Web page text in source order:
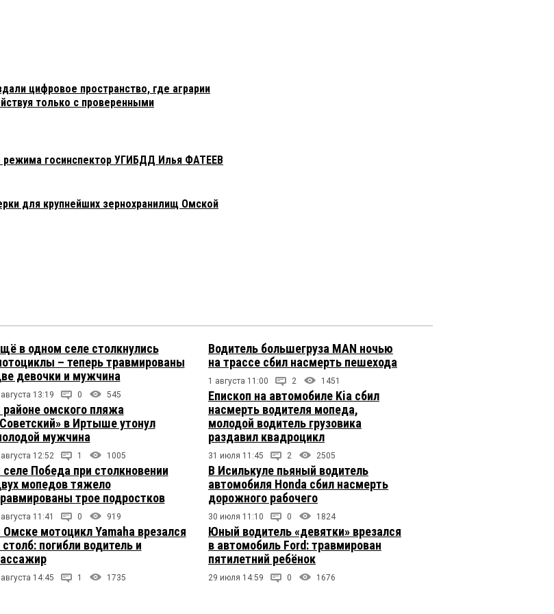
цифровое пространство, где аграрии
только с проверенными
режима госинспектор УГИБДД Илья ФАТЕЕВ
для крупнейших зернохранилищ Омской
в одном селе столкнулись
– теперь травмированы
девочки и мужчина
13:19 0 545
районе омского пляжа
в Иртыше утонул
мужчина
12:52 1 1005
селе Победа при столкновении
мопедов тяжело
трое подростков
11:41 0 919
Омске мотоцикл Yamaha врезался
столб: погибли водитель и
14:45 1 1735
Водитель большегруза MAN ночью
на трассе сбил насмерть пешехода
1 августа 11:00 2 1451
Епископ на автомобиле Kia сбил
насмерть водителя мопеда,
молодой водитель грузовика
раздавил квадроцикл
31 июля 11:45 2 2505
В Исилькуле пьяный водитель
автомобиля Honda сбил насмерть
дорожного рабочего
30 июля 11:10 0 1824
Юный водитель «девятки» врезался
в автомобиль Ford: травмирован
пятилетний ребёнок
29 июля 14:59 0 1676